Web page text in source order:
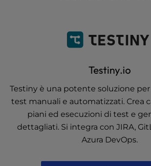
Testiny.io
Testiny è una potente soluzione
test manuali e automatizzati. Crea
piani ed esecuzioni di test e
dettagliati. Si integra con JIRA,
Azura DevOps.